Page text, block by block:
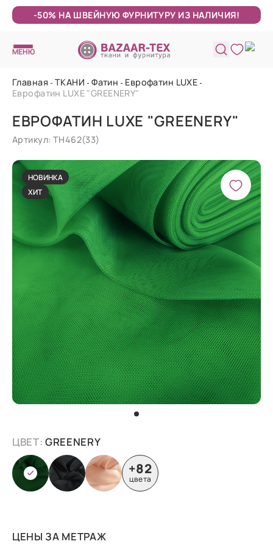
-50% НА ШВЕЙНУЮ ФУРНИТУРУ ИЗ НАЛИЧИЯ!
МЕНЮ
Главная ТКАНИ Фатин
Еврофатин LUXE
Еврофатин LUXE "GREENERY"
ЕВРОФАТИН LUXE "GREENERY"
Артикул: ТН462(33)
НОВИНКА
ХИТ
ЦВЕТ:GREENERY
+82
цвета
ЦЕНЫ ЗА МЕТРАЖ